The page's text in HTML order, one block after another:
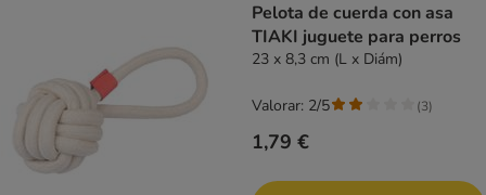
Pelota de cuerda con asa
TIAKI juguete para perros
23 x 8,3 cm (L x Diám)
1,79 €
Valorar: 2/5 (3)